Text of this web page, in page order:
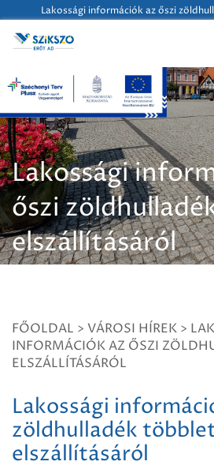
Lakossági információk az őszi
Lakossági
őszi
elszállításáról
FŐOLDAL > VÁROSI HÍREK >
INFORMÁCIÓK AZ ŐSZI
ELSZÁLLÍTÁSÁRÓL
Lakossági
zöldhulladék
elszállításáról